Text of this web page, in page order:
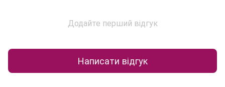
Додайте перший відгук
Написати відгук